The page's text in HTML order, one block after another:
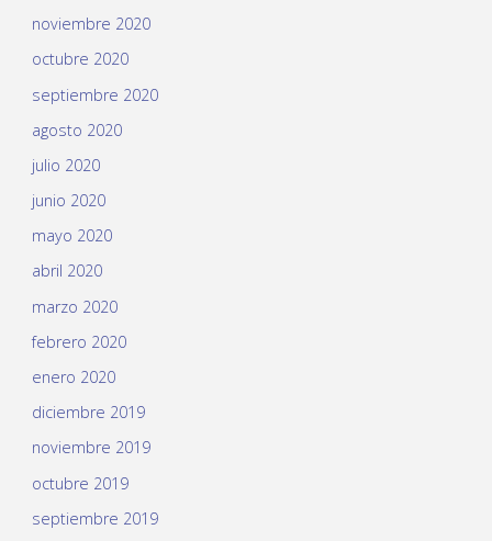
noviembre 2020
octubre 2020
septiembre 2020
agosto 2020
julio 2020
junio 2020
mayo 2020
abril 2020
marzo 2020
febrero 2020
enero 2020
diciembre 2019
noviembre 2019
octubre 2019
septiembre 2019